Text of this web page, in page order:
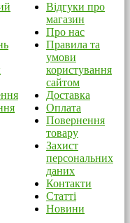
Відгуки про
магазин
Про нас
Правила та
умови
користування
сайтом
Доставка
Оплата
Повернення
товару
Захист
персональних
даних
Контакти
Статті
Новини